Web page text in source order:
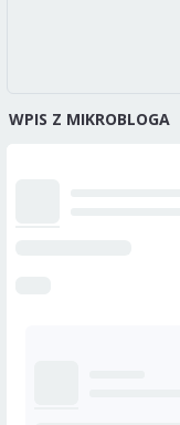
WPIS Z MIKROBLOGA